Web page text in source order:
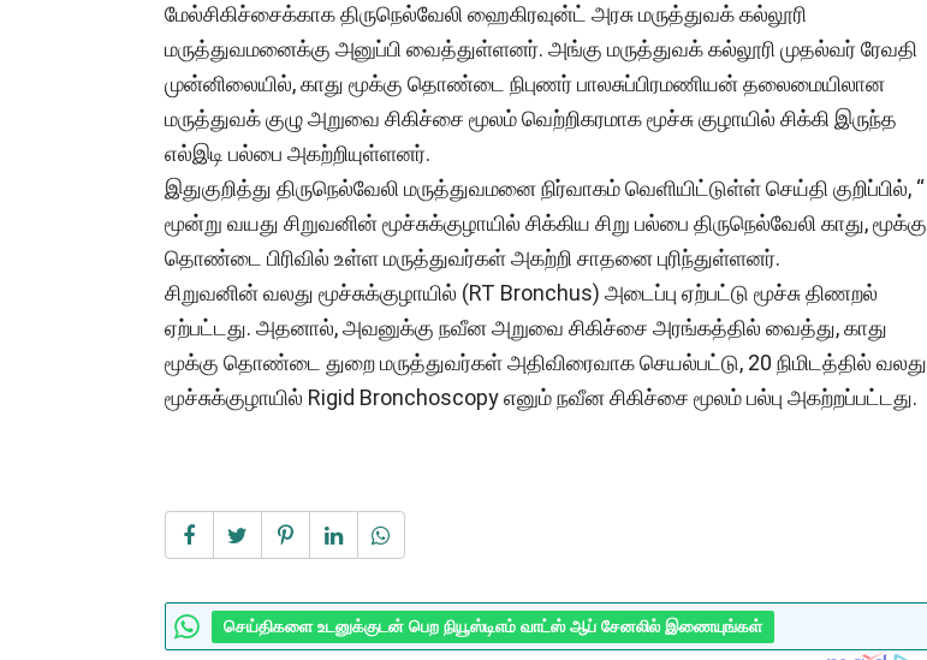
மேல்சிகிச்சைக்காக திருநெல்வேலி ஹைகிரவுன்ட் அரசு மருத்துவக் கல்லூரி
மருத்துவமனைக்கு அனுப்பி வைத்துள்ளனர். அங்கு மருத்துவக் கல்லூரி முதல்வர் ரேவதி
முன்னிலையில், காது மூக்கு தொண்டை நிபுணர் பாலசுப்பிரமணியன் தலைமையிலான
மருத்துவக் குழு அறுவை சிகிச்சை மூலம் வெற்றிகரமாக மூச்சு குழாயில் சிக்கி இருந்த
எல்இடி பல்பை அகற்றியுள்ளனர்.
இதுகுறித்து திருநெல்வேலி மருத்துவமனை நிர்வாகம் வெளியிட்டுள்ள் செய்தி குறிப்பில், “
மூன்று வயது சிறுவனின் மூச்சுக்குழாயில் சிக்கிய சிறு பல்பை திருநெல்வேலி காது, மூக்கு
தொண்டை பிரிவில் உள்ள மருத்துவர்கள் அகற்றி சாதனை புரிந்துள்ளனர்.
சிறுவனின் வலது மூச்சுக்குழாயில் (RT Bronchus) அடைப்பு ஏற்பட்டு மூச்சு திணறல்
ஏற்பட்டது. அதனால், அவனுக்கு நவீன அறுவை சிகிச்சை அரங்கத்தில் வைத்து, காது
மூக்கு தொண்டை துறை மருத்துவர்கள் அதிவிரைவாக செயல்பட்டு, 20 நிமிடத்தில் வலது
மூச்சுக்குழாயில் Rigid Bronchoscopy எனும் நவீன சிகிச்சை மூலம் பல்பு அகற்றப்பட்டது.
செய்திகளை உடனுக்குடன் பெற நியூஸ்டிஎம் வாட்ஸ் ஆப் சேனலில் இணையுங்கள்